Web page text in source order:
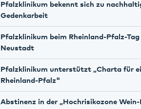
Pfalzklinikum bekennt sich zu
Gedenkarbeit
Pfalzklinikum beim Rheinland-Pfalz-Tag
Neustadt
Pfalzklinikum unterstützt „Charta für
Rheinland-Pfalz"
Abstinenz in der „Hochrisikozone